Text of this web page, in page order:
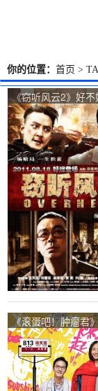
你的位置： 首页 >
《窃听风云2》好不
Overheard 2观众
《滚蛋吧！肿瘤君
看？Go Away Mr.
点评及剧本